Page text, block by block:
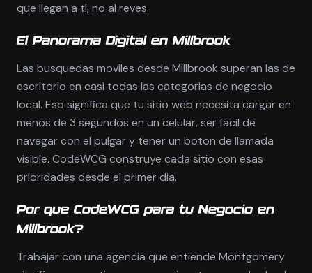
que llegan a ti, no al reves.
El Panorama Digital en Millbrook
Las busquedas moviles desde Millbrook superan las de
escritorio en casi todas las categorias de negocio
local. Eso significa que tu sitio web necesita cargar en
menos de 3 segundos en un celular, ser facil de
navegar con el pulgar y tener un boton de llamada
visible. CodeWCG construye cada sitio con esas
prioridades desde el primer dia.
Por que CodeWCG para tu Negocio en
Millbrook?
Trabajar con una agencia que entiende Montgomery